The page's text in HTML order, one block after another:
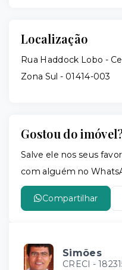
Localização
Rua Haddock Lobo -
Zona Sul - 01414-003
Gostou do
Salve ele nos seus
com alguém no
Compartilhar
Simões
CRECI -